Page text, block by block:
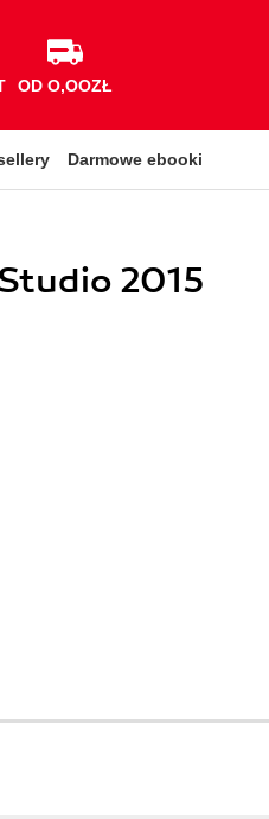
OD O,OOZŁ
Darmowe ebooki
2015